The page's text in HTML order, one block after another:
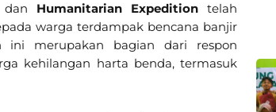
dan Humanitarian Expedition telah
warga terdampak bencana banjir
ini merupakan bagian dari respon
kehilangan harta benda, termasuk